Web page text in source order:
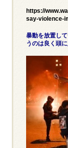
https://
say-violence-
暴動を放置し
うのは良く頭